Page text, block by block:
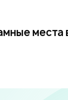
места